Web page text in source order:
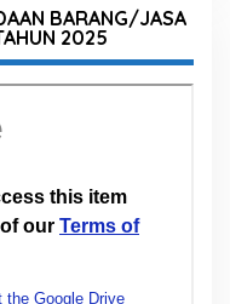
BARANG/JASA
2025